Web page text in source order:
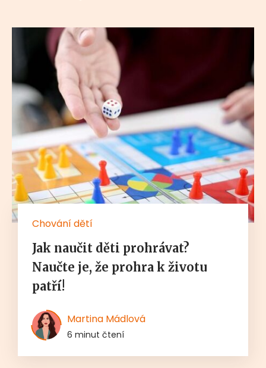
Chování dětí
Jak naučit děti prohrávat?
Naučte je, že prohra k životu
patří!
Martina Mádlová
6 minut čtení